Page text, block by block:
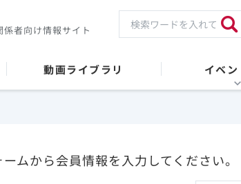
係者向け情報サイト
動画ライブラリ イベ
ムから会員情報を入力してください。